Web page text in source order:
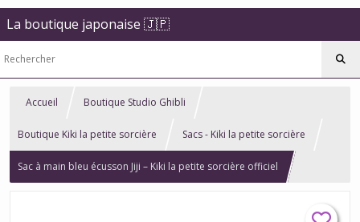
La boutique japonaise 🇯🇵
Accueil Boutique Studio Ghibli
Boutique Kiki la petite sorcière Sacs - Kiki la petite sorcière
Sac à main bleu écusson Jiji – Kiki la petite sorcière officiel